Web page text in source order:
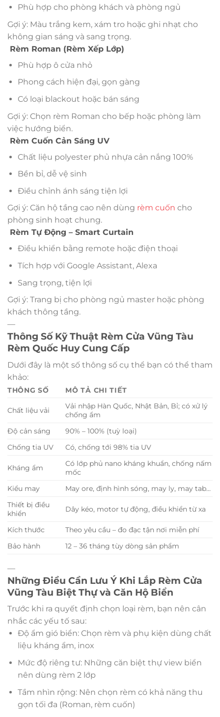
Phù hợp cho phòng khách và phòng ngủ
Gợi ý: Màu trắng kem, xám tro hoặc ghi nhạt cho
không gian sáng và sang trọng.
Rèm Roman (Rèm Xếp Lớp)
Phù hợp ô cửa nhỏ
Phong cách hiện đại, gọn gàng
Có loại blackout hoặc bán sáng
Gợi ý: Chọn rèm Roman cho bếp hoặc phòng làm
việc hướng biển.
Rèm Cuốn Cản Sáng UV
Chất liệu polyester phủ nhựa cản nắng 100%
Bền bỉ, dễ vệ sinh
Điều chỉnh ánh sáng tiện lợi
Gợi ý: Căn hộ tầng cao nên dùng rèm cuốn cho
phòng sinh hoạt chung.
Rèm Tự Động – Smart Curtain
Điều khiển bằng remote hoặc điện thoại
Tích hợp với Google Assistant, Alexa
Sang trọng, tiện lợi
Gợi ý: Trang bị cho phòng ngủ master hoặc phòng
khách thông tầng.
—
Thông Số Kỹ Thuật Rèm Cửa Vũng Tàu
Rèm Quốc Huy Cung Cấp
Dưới đây là một số thông số cụ thể bạn có thể tham
khảo:
THÔNG SỐ MÔ TẢ CHI TIẾT
Chất liệu vải
Vải nhập Hàn Quốc, Nhật Bản, Bỉ; có xử lý
chống ẩm
Độ cản sáng
90% – 100% (tuỳ loại)
Chống tia UV
Có, chống tới 98% tia UV
Kháng ẩm
Có lớp phủ nano kháng khuẩn, chống nấm
mốc
Kiểu may
May ore, định hình sóng, may ly, may tab…
Thiết bị điều
khiển
Dây kéo, motor tự động, điều khiển từ xa
Kích thước
Theo yêu cầu – đo đạc tận nơi miễn phí
Bảo hành
12 – 36 tháng tùy dòng sản phẩm
—
Những Điều Cần Lưu Ý Khi Lắp Rèm Cửa
Vũng Tàu Biệt Thự và Căn Hộ Biển
Trước khi ra quyết định chọn loại rèm, bạn nên cân
nhắc các yếu tố sau:
Độ ẩm gió biển: Chọn rèm và phụ kiện dùng chất
liệu kháng ẩm, inox
Mức độ riêng tư: Những căn biệt thự view biển
nên dùng rèm 2 lớp
Tầm nhìn rộng: Nên chọn rèm có khả năng thu
gọn tối đa (Roman, rèm cuốn)